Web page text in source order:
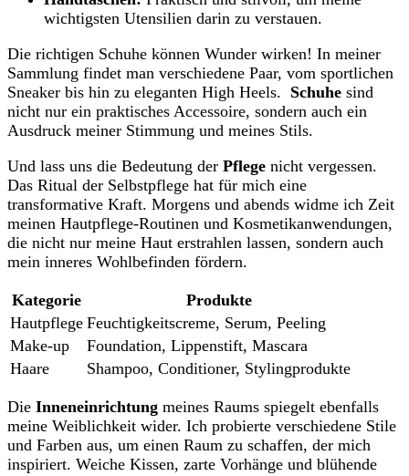
wichtigsten Utensilien darin zu⁢ verstauen.
Die richtigen Schuhe⁢ können​ Wunder wirken! In meiner
⁣Sammlung findet man‍ verschiedene Paar, vom sportlichen
Sneaker bis hin​ zu ⁣eleganten High​ Heels. ⁢ Schuhe sind
nicht nur ein praktisches Accessoire, sondern auch ein‌
Ausdruck meiner ‌Stimmung​ und​ meines Stils.
Und lass uns die Bedeutung der Pflege nicht vergessen.
Das‍ Ritual der Selbstpflege hat für⁢ mich ⁣eine
transformative Kraft.‌ Morgens ⁣und ⁣abends widme ich ⁢Zeit
meinen Hautpflege-Routinen und Kosmetikanwendungen,
die nicht nur meine ‌Haut erstrahlen lassen,‌ sondern auch
mein inneres Wohlbefinden fördern.
Kategorie
Produkte
Hautpflege Feuchtigkeitscreme, Serum, Peeling
Make-up
Foundation, Lippenstift, Mascara
Haare
Shampoo,⁤ Conditioner,⁤ Stylingprodukte
Die Inneneinrichtung meines ‍Raums spiegelt ebenfalls
meine Weiblichkeit wider. Ich probierte ‌verschiedene ‌Stile
‍und⁢ Farben aus,‍ um einen Raum⁤ zu schaffen, ⁣der mich
inspiriert. Weiche Kissen, zarte Vorhänge und blühende